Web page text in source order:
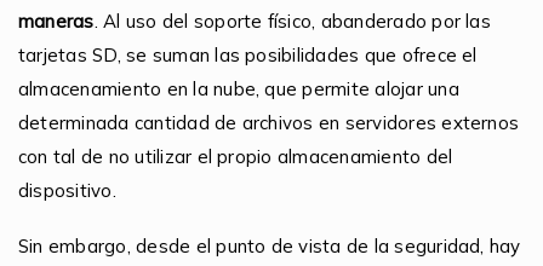
maneras . Al uso del soporte físico, abanderado por las
tarjetas SD, se suman las posibilidades que ofrece el
almacenamiento en la nube, que permite alojar una
determinada cantidad de archivos en servidores externos
con tal de no utilizar el propio almacenamiento del
dispositivo.
Sin embargo, desde el punto de vista de la seguridad, hay